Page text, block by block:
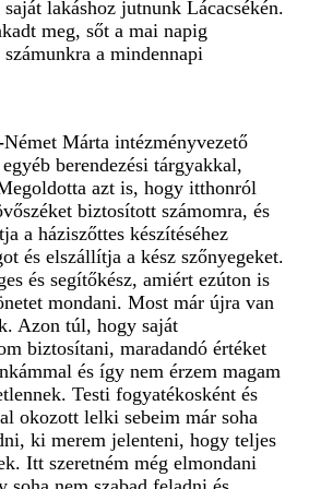
lakáshoz jutnunk Lácacsékén.
meg, sőt a mai napig
a mindennapi
érted?
Német Márta intézményvezető
berendezési tárgyakkal,
azt is, hogy itthonról
biztosított számomra, és
a háziszőttes készítéséhez
és elszállítja a kész szőnyegeket.
és segítőkész, amiért ezúton is
mondani. Most már újra van
Azon túl, hogy saját
biztosítani, maradandó értéket
és így nem érzem magam
Testi fogyatékosként és
okozott lelki sebeim már soha
ki merem jelenteni, hogy teljes
Itt szeretném még elmondani